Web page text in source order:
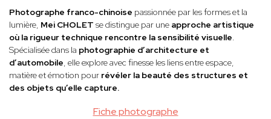
Fiche photographe
Photographe franco-chinoise passionnée par les formes et la
lumière, Mei CHOLET se distingue par une approche artistique
où la rigueur technique rencontre la sensibilité visuelle.
Spécialisée dans la photographie d’architecture et
d’automobile, elle explore avec finesse les liens entre espace,
matière et émotion pour révéler la beauté des structures et
des objets qu’elle capture.